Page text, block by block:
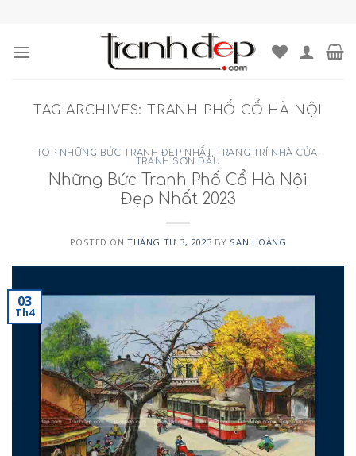
content
TAG ARCHIVES: TRANH PHỐ CỔ HÀ NỘI
TOP NHỮNG BỨC TRANH ĐẸP NHẤT,TRANG TRÍ NHÀ CỬA,
TRANH SƠN DẦU
Những Bức Tranh Phố Cổ Hà Nội
Đẹp Nhất 2023
POSTED ONTHÁNG TƯ 3, 2023 BY SAN HOÀNG
03
Th4